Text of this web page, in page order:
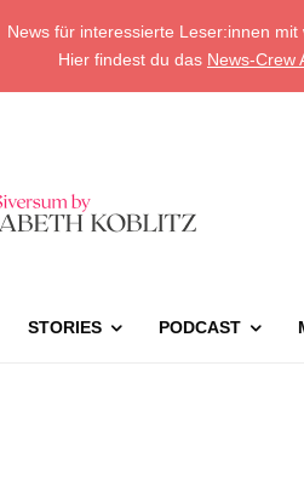
News für interessierte Leser:innen mit
Hier findest du das News-Crew
STORIES PODCAST